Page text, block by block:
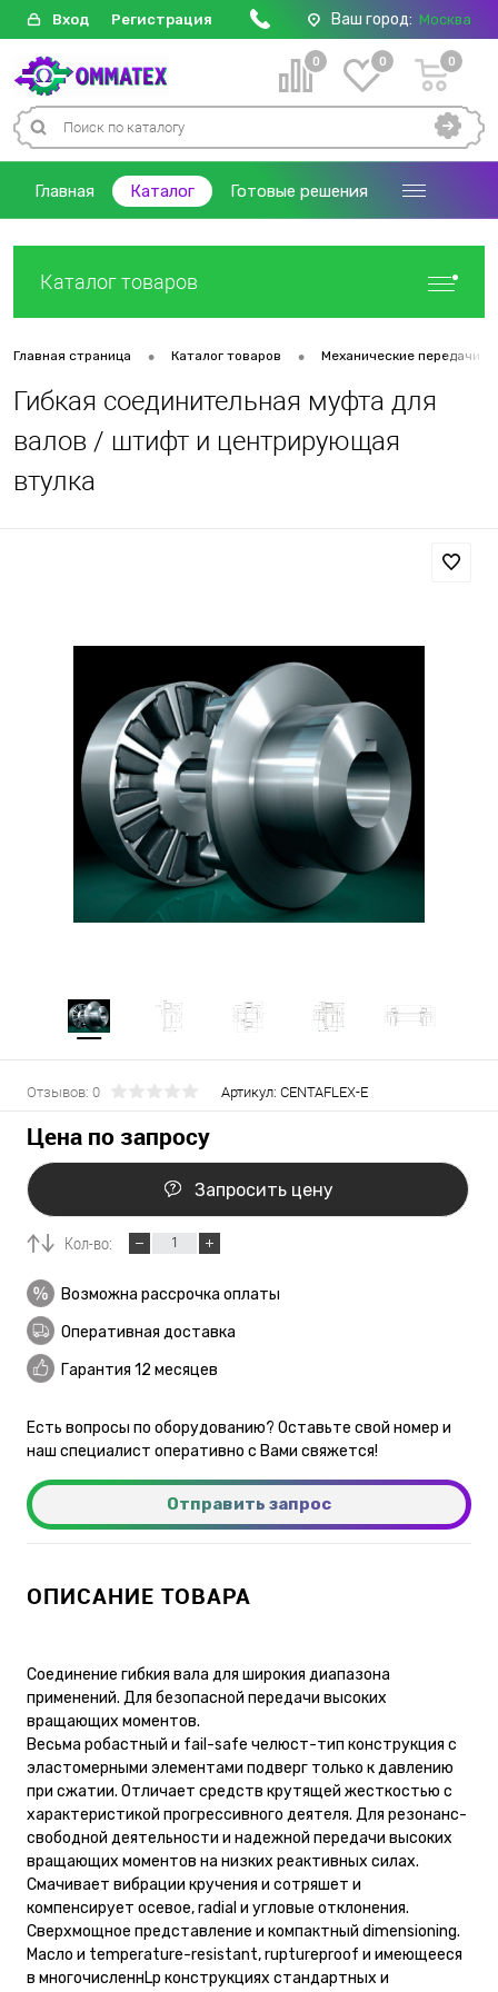
Вход Регистрация Ваш город: Москва
0 0 0
Главная Каталог Готовые решения
Каталог товаров
Главная страница • Каталог товаров • Механические передачи
Гибкая соединительная муфта для
валов / штифт и центрирующая
втулка
Отзывов: 0 Артикул: CENTAFLEX-E
Цена по запросу
Запросить цену
Кол-во:
Возможна рассрочка оплаты
Оперативная доставка
Гарантия 12 месяцев
Есть вопросы по оборудованию? Оставьте свой номер и
наш специалист оперативно с Вами свяжется!
Отправить запрос
ОПИСАНИЕ ТОВАРА
Соединение гибкия вала для широкия диапазона
применений. Для безопасной передачи высоких
вращающих моментов.
Весьма робастный и fail-safe челюст-тип конструкция с
эластомерными элементами подверг только к давлению
при сжатии. Отличает средств крутящей жесткостью с
характеристикой прогрессивного деятеля. Для резонанс-
свободной деятельности и надежной передачи высоких
вращающих моментов на низких реактивных силах.
Смачивает вибрации кручения и сотряшет и
компенсирует осевое, radial и угловые отклонения.
Сверхмощное представление и компактный dimensioning.
Масло и temperature-resistant, ruptureproof и имеющееся
в многочисленнLp конструкциях стандартных и